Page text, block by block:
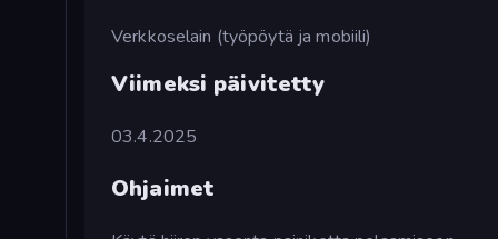
Verkkoselain (työpöytä ja mobiili)
Viimeksi päivitetty
03.4.2025
Ohjaimet